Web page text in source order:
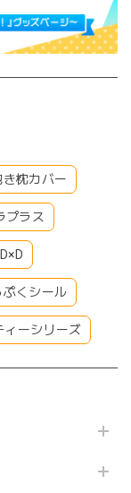
き枕カバー
プラス
ぷくシール
ィーシリーズ